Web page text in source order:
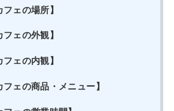
フェの場所】
フェの外観】
フェの内観】
フェの商品・メニュー】